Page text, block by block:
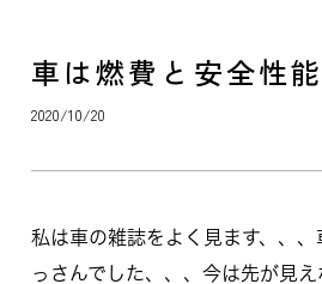
車は燃費と安全性
2020/10/20
私は車の雑誌をよく見ます、、
っさんでした、、、今は先が見